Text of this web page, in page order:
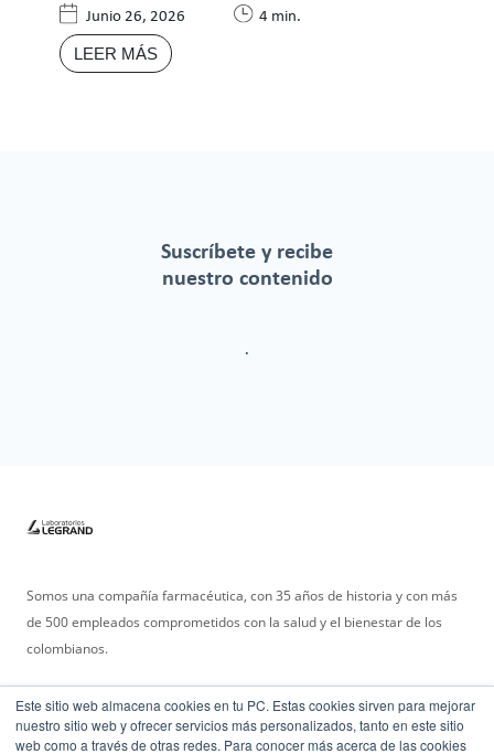
Este sitio web almacena cookies en tu PC. Estas cookies sirven para mejorar
nuestro sitio web y ofrecer servicios más personalizados, tanto en este sitio
web como a través de otras redes. Para conocer más acerca de las cookies
Junio 26, 2026 4 min.
LEER MÁS
Suscríbete y recibe
nuestro contenido
.
Somos una compañía farmacéutica, con 35 años de historia y con más
de 500 empleados comprometidos con la salud y el bienestar de los
colombianos.